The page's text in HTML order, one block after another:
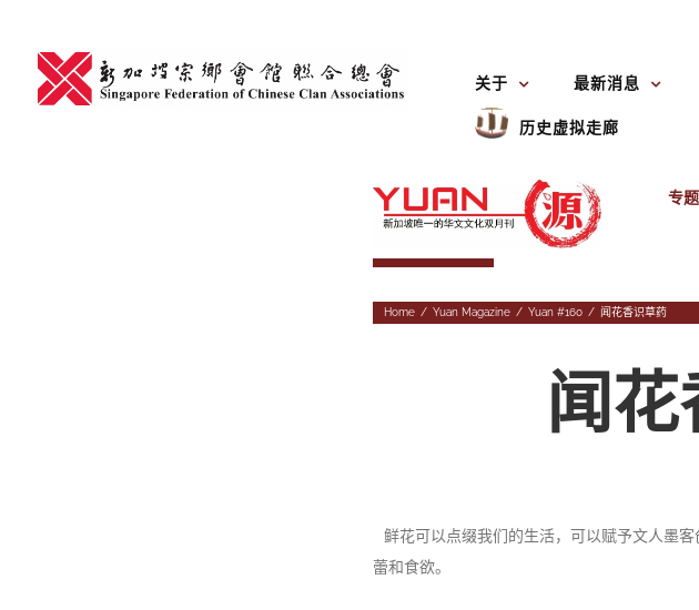
content
关于
最新消息
历史虚拟走廊
专题
Home / Yuan Magazine / Yuan #160 / 闻花香识草药
闻
鲜花可以点缀我们的生活，可以赋予文人墨
蕾和食欲。